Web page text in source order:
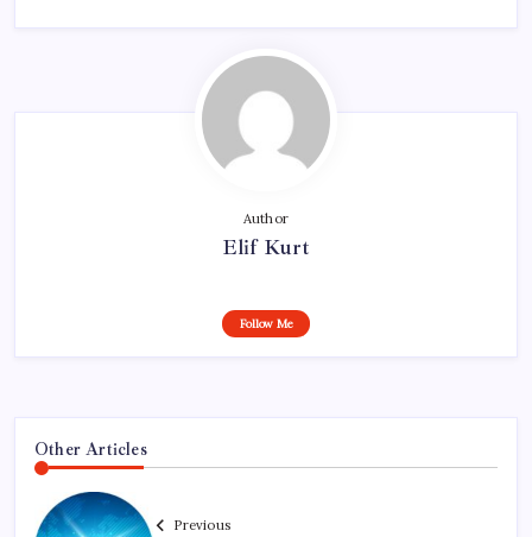
Author
Elif Kurt
Follow Me
Other Articles
Previous